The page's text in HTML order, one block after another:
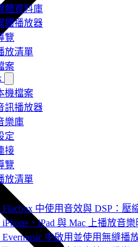
體資料庫
體播放器
覽
放清單
案
機檔案
訊播放器
樂庫
定
接
覽
放清單
中使用音效與 DSP：壓
、iPad 與 Mac 上播放音
中啟用並使用無縫播